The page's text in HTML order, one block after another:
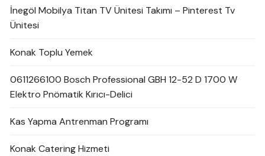
İnegöl Mobilya Titan TV Ünitesi Takımı – Pinterest Tv
Ünitesi
Konak Toplu Yemek
0611266100 Bosch Professional GBH 12-52 D 1700 W
Elektro Pnömatik Kırıcı-Delici
Kas Yapma Antrenman Programı
Konak Catering Hizmeti